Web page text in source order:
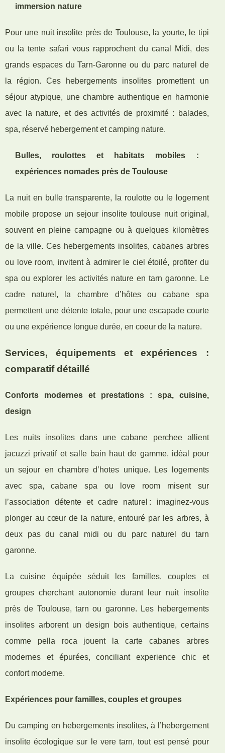
immersion nature
Pour une nuit insolite près de Toulouse, la yourte, le tipi
ou la tente safari vous rapprochent du canal Midi, des
grands espaces du Tarn-Garonne ou du parc naturel de
la région. Ces hebergements insolites promettent un
séjour atypique, une chambre authentique en harmonie
avec la nature, et des activités de proximité : balades,
spa, réservé hebergement et camping nature.
Bulles, roulottes et habitats mobiles :
expériences nomades près de Toulouse
La nuit en bulle transparente, la roulotte ou le logement
mobile propose un sejour insolite toulouse nuit original,
souvent en pleine campagne ou à quelques kilomètres
de la ville. Ces hebergements insolites, cabanes arbres
ou love room, invitent à admirer le ciel étoilé, profiter du
spa ou explorer les activités nature en tarn garonne. Le
cadre naturel, la chambre d’hôtes ou cabane spa
permettent une détente totale, pour une escapade courte
ou une expérience longue durée, en coeur de la nature.
Services, équipements et expériences :
comparatif détaillé
Conforts modernes et prestations : spa, cuisine,
design
Les nuits insolites dans une cabane perchee allient
jacuzzi privatif et salle bain haut de gamme, idéal pour
un sejour en chambre d’hotes unique. Les logements
avec spa, cabane spa ou love room misent sur
l’association détente et cadre naturel : imaginez-vous
plonger au cœur de la nature, entouré par les arbres, à
deux pas du canal midi ou du parc naturel du tarn
garonne.
La cuisine équipée séduit les familles, couples et
groupes cherchant autonomie durant leur nuit insolite
près de Toulouse, tarn ou garonne. Les hebergements
insolites arborent un design bois authentique, certains
comme pella roca jouent la carte cabanes arbres
modernes et épurées, conciliant experience chic et
confort moderne.
Expériences pour familles, couples et groupes
Du camping en hebergements insolites, à l’hebergement
insolite écologique sur le vere tarn, tout est pensé pour